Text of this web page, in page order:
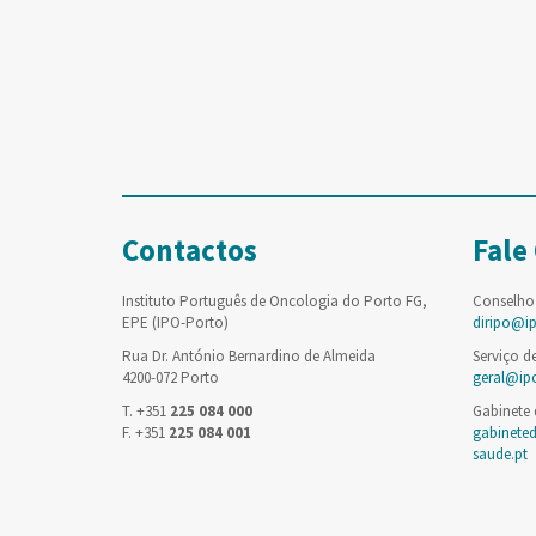
Contactos
Instituto Português de Oncologia do Porto FG,
EPE (IPO-Porto)
Rua Dr. António Bernardino de Almeida
4200-072 Porto
T. +351 225 084 000
F. +351 225 084 001
Serviço
saude.pt